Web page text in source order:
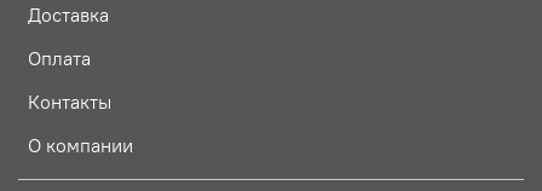
Доставка
Оплата
Контакты
О компании